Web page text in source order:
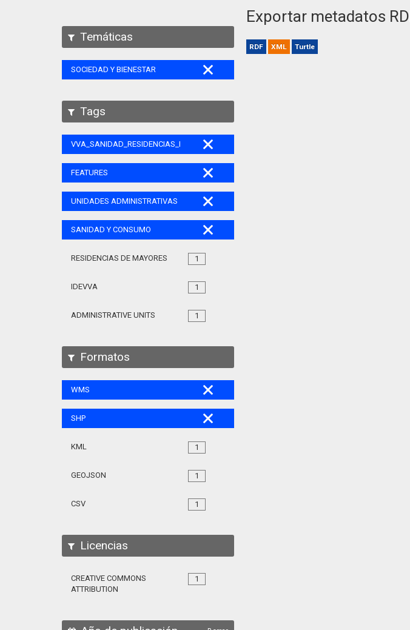
Temáticas
SOCIEDAD Y BIENESTAR
Tags
VVA_SANIDAD_RESIDENCIAS_MAYORES_105
FEATURES
UNIDADES ADMINISTRATIVAS
SANIDAD Y CONSUMO
1
RESIDENCIAS DE MAYORES
1
IDEVVA
1
ADMINISTRATIVE UNITS
Formatos
WMS
SHP
1
KML
1
GEOJSON
1
CSV
Licencias
1
CREATIVE COMMONS
ATTRIBUTION
Exportar metadatos
RDF XML Turtle